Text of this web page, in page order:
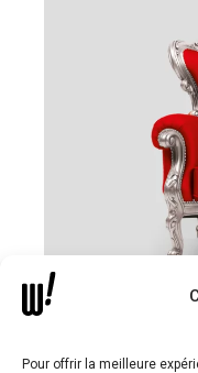
Pour offrir la meilleure